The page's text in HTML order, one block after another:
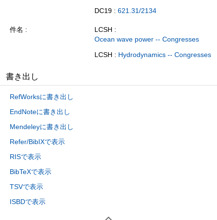
DC19 : 621.31/2134
件名
LCSH :
Ocean wave power -- Congresses
LCSH : Hydrodynamics -- Congresses
書き出し
RefWorksに書き出し
EndNoteに書き出し
Mendeleyに書き出し
Refer/BibIXで表示
RISで表示
BibTeXで表示
TSVで表示
ISBDで表示